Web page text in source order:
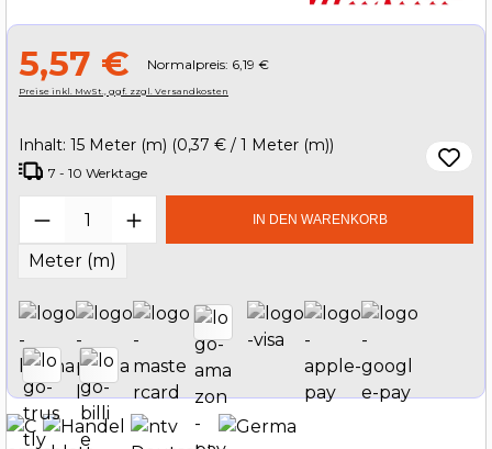
5,57 € Normalpreis: 6,19 €
Preise inkl. MwSt., ggf. zzgl. Versandkosten
Inhalt: 15 Meter (m) (0,37 € / 1 Meter (m))
7 - 10 Werktage
Produkt Anzahl: Gib den
Meter (m)
IN DEN WARENKORB